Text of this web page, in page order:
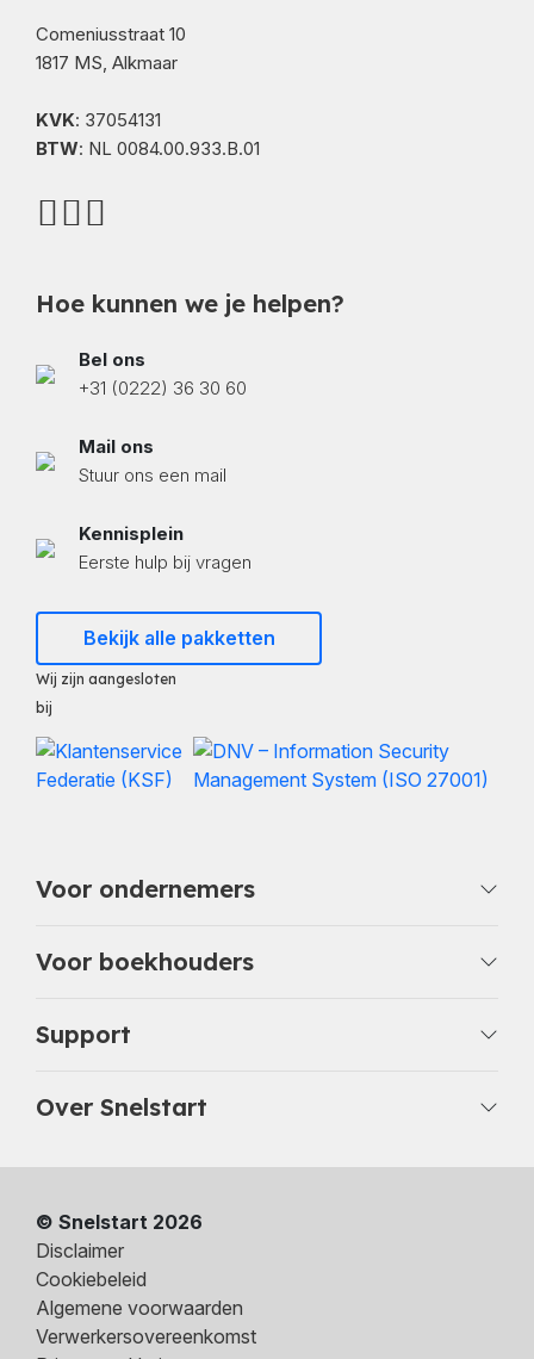
Comeniusstraat 10
1817 MS, Alkmaar
KVK: 37054131
BTW: NL 0084.00.933.B.01
Hoe kunnen we je helpen?
Bel ons
+31 (0222) 36 30 60
Mail ons
Stuur ons een mail
Kennisplein
Eerste hulp bij vragen
Bekijk alle pakketten
Wij zijn aangesloten
bij
Voor ondernemers
Voor boekhouders
Support
Over Snelstart
© Snelstart 2026
Disclaimer
Cookiebeleid
Algemene voorwaarden
Verwerkersovereenkomst